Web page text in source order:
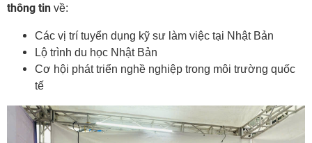
thông tin về:
Các vị trí tuyển dụng kỹ sư làm việc tại Nhật Bản
Lộ trình du học Nhật Bản
Cơ hội phát triển nghề nghiệp trong môi trường quốc
tế